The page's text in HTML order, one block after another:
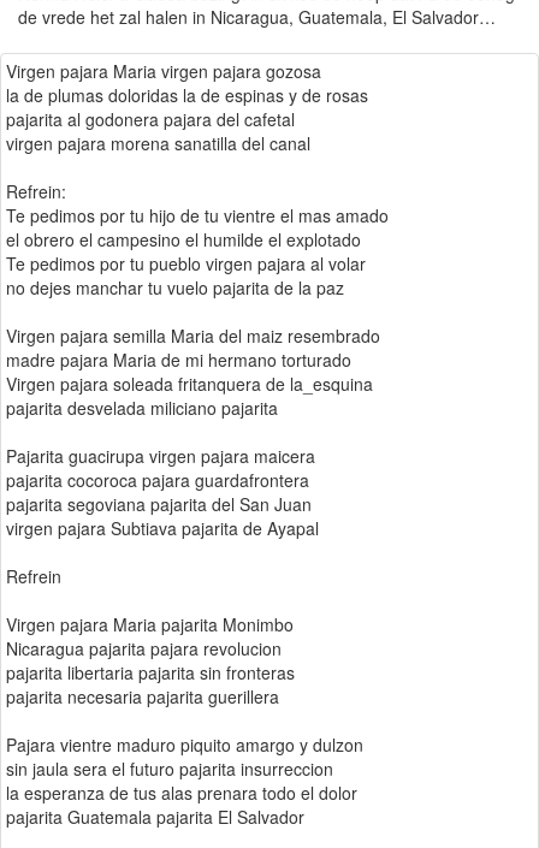
de vrede het zal halen in Nicaragua, Guatemala, El Salvador…
Virgen pajara Maria virgen pajara gozosa
la de plumas doloridas la de espinas y de rosas
pajarita al godonera pajara del cafetal
virgen pajara morena sanatilla del canal
Refrein:
Te pedimos por tu hijo de tu vientre el mas amado
el obrero el campesino el humilde el explotado
Te pedimos por tu pueblo virgen pajara al volar
no dejes manchar tu vuelo pajarita de la paz
Virgen pajara semilla Maria del maiz resembrado
madre pajara Maria de mi hermano torturado
Virgen pajara soleada fritanquera de la_esquina
pajarita desvelada miliciano pajarita
Pajarita guacirupa virgen pajara maicera
pajarita cocoroca pajara guardafrontera
pajarita segoviana pajarita del San Juan
virgen pajara Subtiava pajarita de Ayapal
Refrein
Virgen pajara Maria pajarita Monimbo
Nicaragua pajarita pajara revolucion
pajarita libertaria pajarita sin fronteras
pajarita necesaria pajarita guerillera
Pajara vientre maduro piquito amargo y dulzon
sin jaula sera el futuro pajarita insurreccion
la esperanza de tus alas prenara todo el dolor
pajarita Guatemala pajarita El Salvador